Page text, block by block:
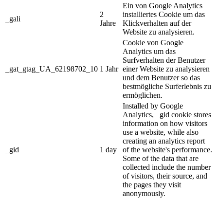
_gali
2
Jahre
Ein von Google Analytics
installiertes Cookie um das
Klickverhalten auf der
Website zu analysieren.
_gat_gtag_UA_62198702_10 1 Jahr
Cookie von Google
Analytics um das
Surfverhalten der Benutzer
einer Website zu analysieren
und dem Benutzer so das
bestmögliche Surferlebnis zu
ermöglichen.
_gid 1 day
Installed by Google
Analytics, _gid cookie stores
information on how visitors
use a website, while also
creating an analytics report
of the website's performance.
Some of the data that are
collected include the number
of visitors, their source, and
the pages they visit
anonymously.